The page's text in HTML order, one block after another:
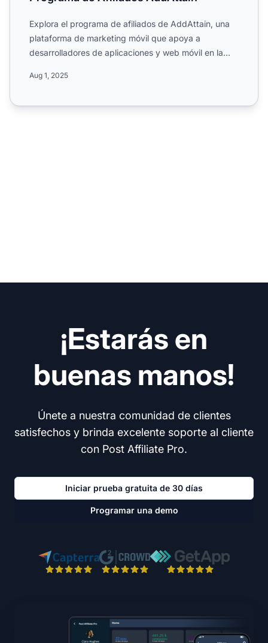
Explora el programa de afiliados de AddAttain, una
plataforma de marketing móvil que apoya a
desarrolladores de aplicaciones y web móvil en la
Aug 1, 2025
¡Estarás en
buenas manos!
Únete a nuestra comunidad de clientes
satisfechos y brinda excelente soporte al cliente
con Post Affiliate Pro.
Iniciar prueba gratuita de 30 días
Programar una demo